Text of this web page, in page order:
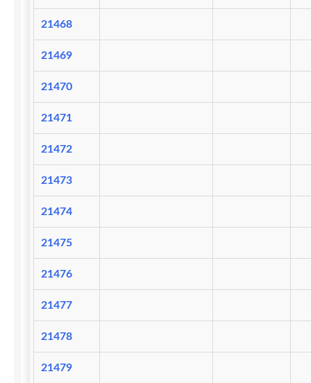
21468
21469
21470
21471
21472
21473
21474
21475
21476
21477
21478
21479